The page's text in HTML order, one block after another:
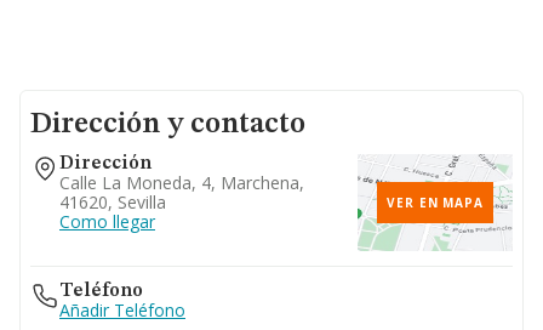
Dirección y contacto
Dirección
Calle La Moneda, 4, Marchena,
41620, Sevilla
Como llegar
VER EN MAPA
Teléfono
Añadir Teléfono